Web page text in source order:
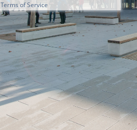
Terms of Service